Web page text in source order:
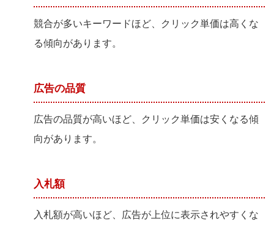
競合が多いキーワードほど、クリック単価は高くな
る傾向があります。
広告の品質
広告の品質が高いほど、クリック単価は安くなる傾
向があります。
入札額
入札額が高いほど、広告が上位に表示されやすくな